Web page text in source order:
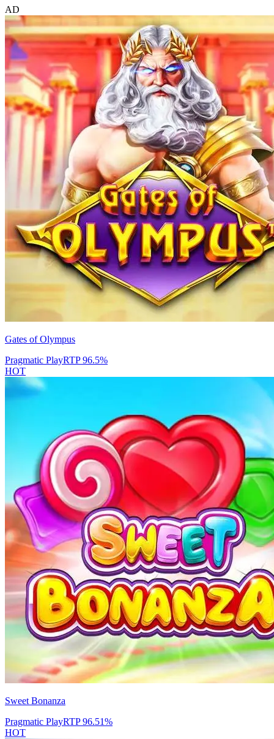
AD
Gates of Olympus
Pragmatic PlayRTP96.5%
HOT
Sweet Bonanza
Pragmatic PlayRTP96.51%
HOT